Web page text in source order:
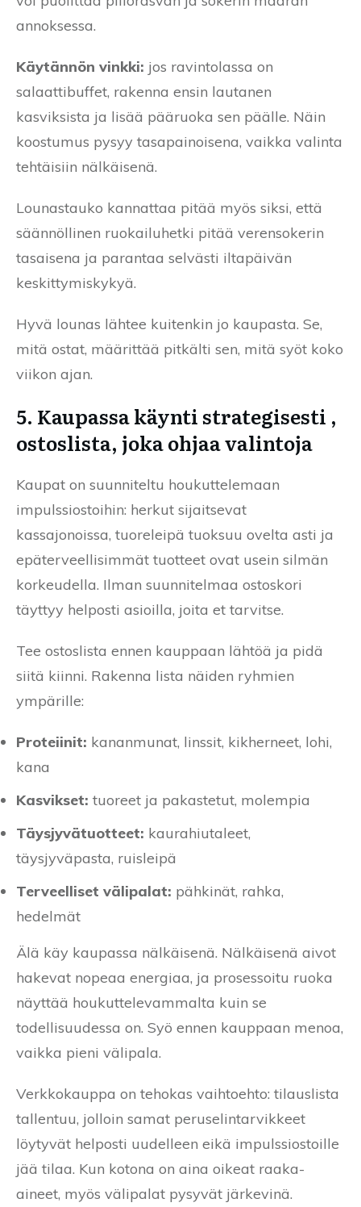
annoksessa.
Käytännön vinkki: jos ravintolassa on
salaattibuffet, rakenna ensin lautanen
kasviksista ja lisää pääruoka sen päälle. Näin
koostumus pysyy tasapainoisena, vaikka valinta
tehtäisiin nälkäisenä.
Lounastauko kannattaa pitää myös siksi, että
säännöllinen ruokailuhetki pitää verensokerin
tasaisena ja parantaa selvästi iltapäivän
keskittymiskykyä.
Hyvä lounas lähtee kuitenkin jo kaupasta. Se,
mitä ostat, määrittää pitkälti sen, mitä syöt koko
viikon ajan.
5. Kaupassa käynti strategisesti ,
ostoslista, joka ohjaa valintoja
Kaupat on suunniteltu houkuttelemaan
impulssiostoihin: herkut sijaitsevat
kassajonoissa, tuoreleipä tuoksuu ovelta asti ja
epäterveellisimmät tuotteet ovat usein silmän
korkeudella. Ilman suunnitelmaa ostoskori
täyttyy helposti asioilla, joita et tarvitse.
Tee ostoslista ennen kauppaan lähtöä ja pidä
siitä kiinni. Rakenna lista näiden ryhmien
ympärille:
Proteiinit: kananmunat, linssit, kikherneet, lohi,
kana
Kasvikset: tuoreet ja pakastetut, molempia
Täysjyvätuotteet: kaurahiutaleet,
täysjyväpasta, ruisleipä
Terveelliset välipalat: pähkinät, rahka,
hedelmät
Älä käy kaupassa nälkäisenä. Nälkäisenä aivot
hakevat nopeaa energiaa, ja prosessoitu ruoka
näyttää houkuttelevammalta kuin se
todellisuudessa on. Syö ennen kauppaan menoa,
vaikka pieni välipala.
Verkkokauppa on tehokas vaihtoehto: tilauslista
tallentuu, jolloin samat peruselintarvikkeet
löytyvät helposti uudelleen eikä impulssiostoille
jää tilaa. Kun kotona on aina oikeat raaka-
aineet, myös välipalat pysyvät järkevinä.